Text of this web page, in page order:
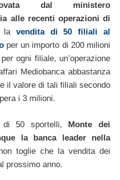
dal ministero
alle recenti operazioni di
la vendita di 50 filiali al
per un importo di 200 milioni
ogni filiale, un’operazione
Mediobanca abbastanza
il valore di tali filiali secondo
i 3 milioni.
di 50 sportelli, Monte dei
la banca leader nella
toglie che la vendita dei
prossimo anno.